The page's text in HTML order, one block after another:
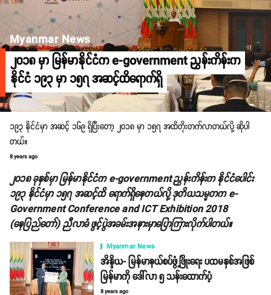
Myanmar News
၂၀၁၈ မှာ မြန်မာနိုင်ငံက e-government ညွှန်းကိန်းက
နိုင်ငံ ၁၉၃ မှာ ၁၅၇ အဆင့်ထိရောက်ရှိ
၁၉၃ နိုင်ငံမှာ အဆင့် ၁၆၉ ရှိပြီးတော့ ၂၀၁၈ မှာ ၁၅၇ အထိတိုးတက်လာတယ်လို့ ဆိုပါ
တယ်။
8 years ago
၂၀၁၈ ခုနှစ်မှာ မြန်မာနိုင်ငံက e-government ညွှန်းကိန်းက နိုင်ငံပေါင်း
၁၉၃ နိုင်ငံမှာ ၁၅၇ အဆင့်ထိ ရောက်ရှိနေတယ်လို့ ဒုတိယသမ္မတက e-
Government Conference and ICT Exhibition 2018
(နေပြည်တော်) ညီလာခံ ဖွင့်ပွဲအခမ်းအနားမှာပြောကြားလိုက်ပါတယ်။
Myanmar News
အိန္ဒိယ- မြန်မာနယ်စပ်ဖွံ့ဖြိုးရေး ပထမနှစ်အဖြစ်
မြန်မာကို ဒေါ်လာ ၅ သန်းထောက်ပံ့
8 years ago